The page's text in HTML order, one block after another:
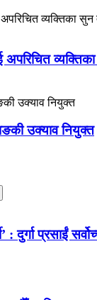
अपरिचित
उक्याव नियुक्त
: दुर्गा प्रसाईं